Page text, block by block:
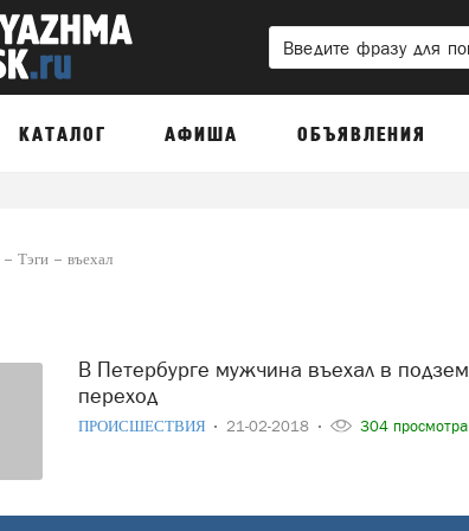
КАТАЛОГ АФИША ОБЪЯВЛЕНИЯ
Тэги въехал
В Петербурге мужчина въехал в подземный пешеходный
переход
ПРОИСШЕСТВИЯ 21-02-2018 304 просмотра